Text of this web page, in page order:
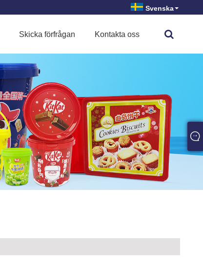
Svenska
Skicka förfrågan Kontakta oss